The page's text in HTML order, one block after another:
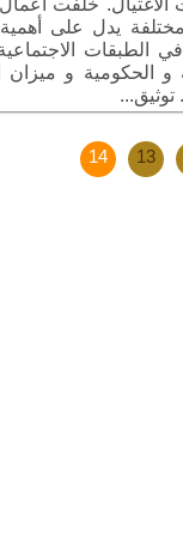
مختلفة يدل على
في الطبقات
و الحكومية و
13
14